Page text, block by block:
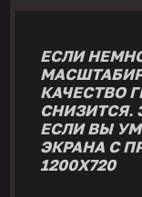
ЕСЛИ
КАЧЕСТВО
СНИЗИТСЯ.
ЕСЛИ ВЫ
ЭКРАНА С
1200Х720